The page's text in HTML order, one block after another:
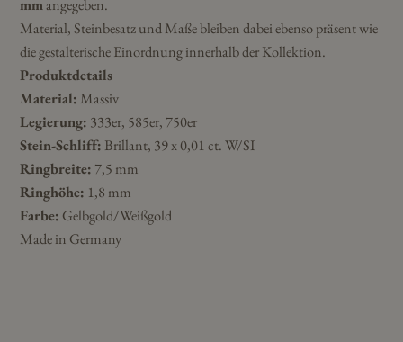
mmangegeben.
Material, Steinbesatz und Maße bleiben dabei ebenso präsent wie
die gestalterische Einordnung innerhalb der Kollektion.
Produktdetails
Material: Massiv
Legierung: 333er, 585er, 750er
Stein-Schliff: Brillant, 39 x 0,01 ct. W/SI
Ringbreite:7,5 mm
Ringhöhe: 1,8 mm
Farbe: Gelbgold/Weißgold
Made in Germany